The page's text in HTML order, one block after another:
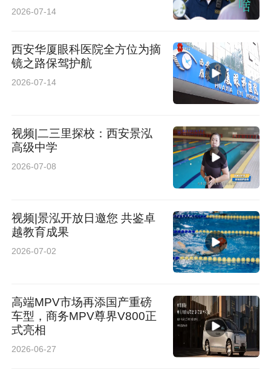
2026-07-14
西安华厦眼科医院全方位为摘
镜之路保驾护航
2026-07-14
视频|二三里探校：西安景泓
高级中学
2026-07-08
视频|景泓开放日邀您 共鉴卓
越教育成果
2026-07-02
高端MPV市场再添国产重磅
车型，商务MPV尊界V800正
式亮相
2026-06-27